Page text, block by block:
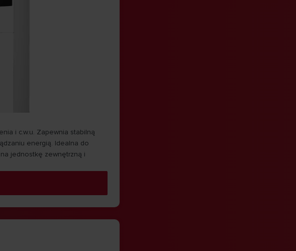
i c.w.u. Zapewnia stabilną
energią. Idealna do
jednostkę zewnętrzną i